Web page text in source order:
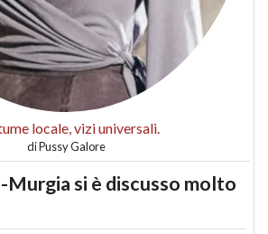
locale, vizi universali.
diPussy Galore
Murgia si è discusso molto